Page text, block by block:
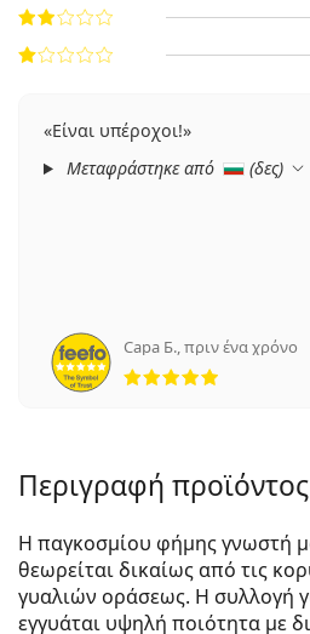
Είναι υπέροχοι!
Μεταφράστηκε από
(δες)
Сара Б.,πριν ένα χρόνο
5
Περιγραφή προϊόντος
Η παγκοσμίου φήμης γνωστή
θεωρείται δικαίως από τις
γυαλιών οράσεως. Η συλλογή
εγγυάται υψηλή ποιότητα με